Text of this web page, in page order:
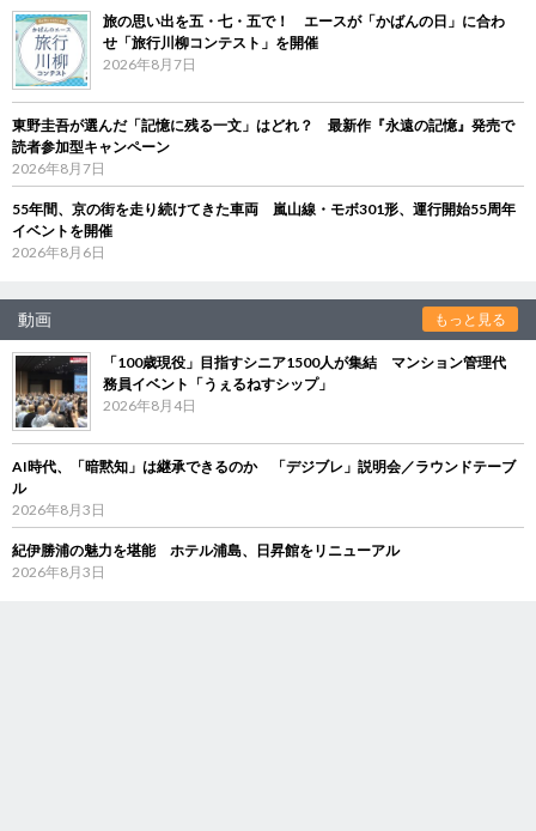
旅の思い出を五・七・五で！ エースが「かばんの日」に合わ
せ「旅行川柳コンテスト」を開催
2026年8月7日
東野圭吾が選んだ「記憶に残る一文」はどれ？ 最新作『永遠の記憶』発売で
読者参加型キャンペーン
2026年8月7日
55年間、京の街を走り続けてきた車両 嵐山線・モボ301形、運行開始55周年
イベントを開催
2026年8月6日
動画 もっと見る
「100歳現役」目指すシニア1500人が集結 マンション管理代
務員イベント「うぇるねすシップ」
2026年8月4日
AI時代、「暗黙知」は継承できるのか 「デジブレ」説明会／ラウンドテーブ
ル
2026年8月3日
紀伊勝浦の魅力を堪能 ホテル浦島、日昇館をリニューアル
2026年8月3日